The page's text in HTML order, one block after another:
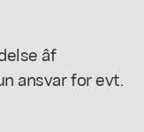
âf
ansvar for evt.